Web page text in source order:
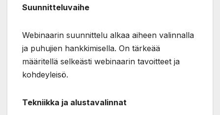
Suunnitteluvaihe
Webinaarin suunnittelu alkaa aiheen valinnalla
ja puhujien hankkimisella. On tärkeää
määritellä selkeästi webinaarin tavoitteet ja
kohdeyleisö.
Tekniikka ja alustavalinnat